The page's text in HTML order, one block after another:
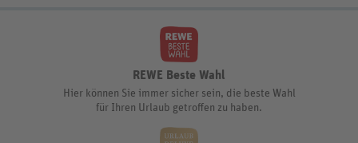
REWE Beste Wahl
Hier können Sie immer sicher sein, die beste Wahl
für Ihren Urlaub getroffen zu haben.